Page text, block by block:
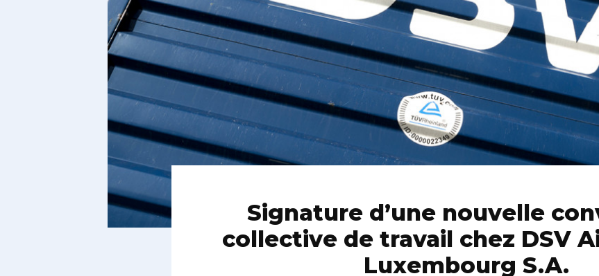
Signature d’une nouvelle
collective de travail chez DSV
Luxembourg S.A.